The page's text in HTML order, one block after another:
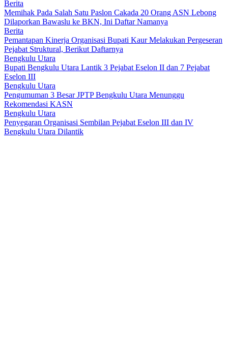
Berita
Memihak Pada Salah Satu Paslon Cakada 20 Orang ASN Lebong
Dilaporkan Bawaslu ke BKN, Ini Daftar Namanya
Berita
Pemantapan Kinerja Organisasi Bupati Kaur Melakukan Pergeseran
Pejabat Struktural, Berikut Daftarnya
Bengkulu Utara
Bupati Bengkulu Utara Lantik 3 Pejabat Eselon II dan 7 Pejabat
Eselon III
Bengkulu Utara
Pengumuman 3 Besar JPTP Bengkulu Utara Menunggu
Rekomendasi KASN
Bengkulu Utara
Penyegaran Organisasi Sembilan Pejabat Eselon III dan IV
Bengkulu Utara Dilantik